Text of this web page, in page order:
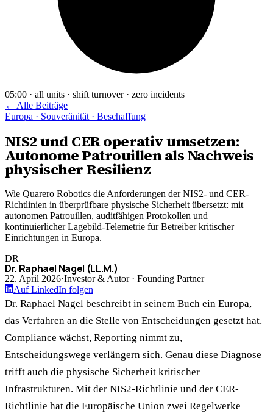
05:00 · all units · shift turnover · zero incidents
← Alle Beiträge
Europa · Souveränität · Beschaffung
NIS2 und CER operativ umsetzen:
Autonome Patrouillen als Nachweis
physischer Resilienz
Wie Quarero Robotics die Anforderungen der NIS2- und CER-
Richtlinien in überprüfbare physische Sicherheit übersetzt: mit
autonomen Patrouillen, auditfähigen Protokollen und
kontinuierlicher Lagebild-Telemetrie für Betreiber kritischer
Einrichtungen in Europa.
DR
Dr. Raphael Nagel (LL.M.)
22. April 2026·Investor & Autor · Founding Partner
Auf LinkedIn folgen
Dr. Raphael Nagel beschreibt in seinem Buch ein Europa,
das Verfahren an die Stelle von Entscheidungen gesetzt hat.
Compliance wächst, Reporting nimmt zu,
Entscheidungswege verlängern sich. Genau diese Diagnose
trifft auch die physische Sicherheit kritischer
Infrastrukturen. Mit der NIS2-Richtlinie und der CER-
Richtlinie hat die Europäische Union zwei Regelwerke